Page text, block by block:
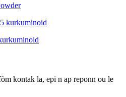
kontak la, epi n ap reponn ou le